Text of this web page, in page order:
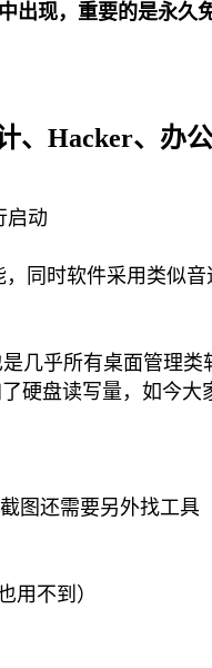
现，重要的是永
、Hacker、办
启动
同时软件采用类似
几乎所有桌面管理
硬盘读写量，如今
图还需要另外找工具
用不到）